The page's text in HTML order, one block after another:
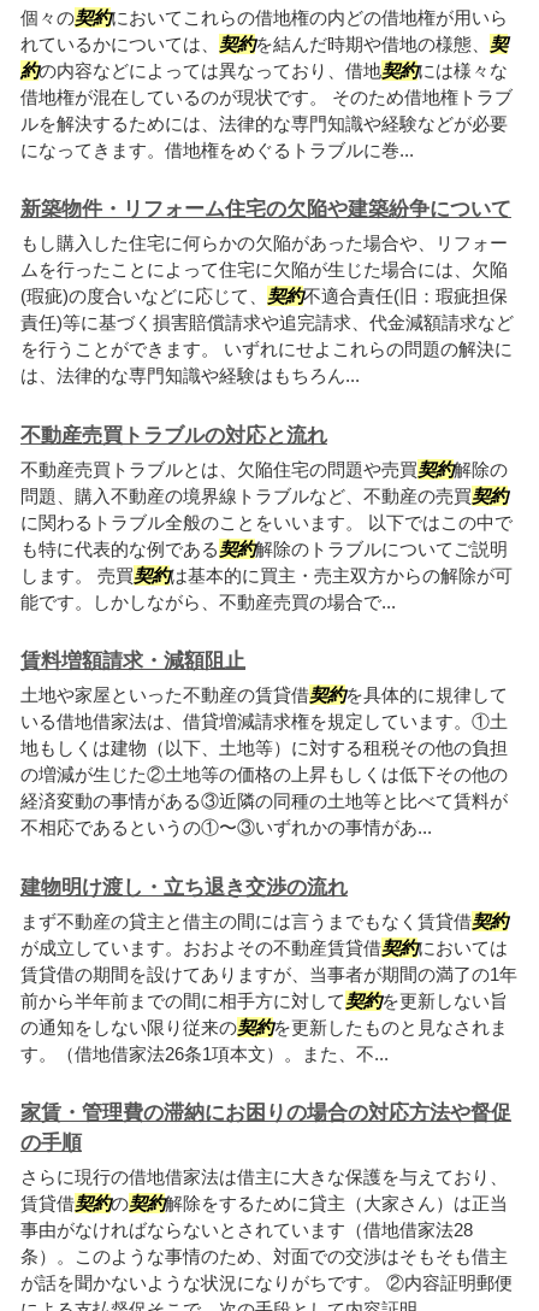
個々の契約においてこれらの借地権の内どの借地権が用いら
れているかについては、 契約を結んだ時期や借地の様態、 契
約の内容などによっては異なっており、借地契約には様々な
借地権が混在しているのが現状です。 そのため借地権トラブ
ルを解決するためには、法律的な専門知識や経験などが必要
になってきます。借地権をめぐるトラブルに巻...
新築物件・リフォーム住宅の欠陥や建築紛争について
もし購入した住宅に何らかの欠陥があった場合や、リフォー
ムを行ったことによって住宅に欠陥が生じた場合には、欠陥
(瑕疵)の度合いなどに応じて、 契約不適合責任(旧：瑕疵担保
責任)等に基づく損害賠償請求や追完請求、代金減額請求など
を行うことができます。 いずれにせよこれらの問題の解決に
は、法律的な専門知識や経験はもちろん...
不動産売買トラブルの対応と流れ
不動産売買トラブルとは、欠陥住宅の問題や売買契約解除の
問題、購入不動産の境界線トラブルなど、不動産の売買契約
に関わるトラブル全般のことをいいます。 以下ではこの中で
も特に代表的な例である契約解除のトラブルについてご説明
します。 売買契約は基本的に買主・売主双方からの解除が可
能です。しかしながら、不動産売買の場合で...
賃料増額請求・減額阻止
土地や家屋といった不動産の賃貸借契約を具体的に規律して
いる借地借家法は、借貸増減請求権を規定しています。①土
地もしくは建物（以下、土地等）に対する租税その他の負担
の増減が生じた②土地等の価格の上昇もしくは低下その他の
経済変動の事情がある③近隣の同種の土地等と比べて賃料が
不相応であるというの①〜③いずれかの事情があ...
建物明け渡し・立ち退き交渉の流れ
まず不動産の貸主と借主の間には言うまでもなく賃貸借契約
が成立しています。おおよその不動産賃貸借契約においては
賃貸借の期間を設けてありますが、当事者が期間の満了の1年
前から半年前までの間に相手方に対して契約を更新しない旨
の通知をしない限り従来の契約を更新したものと見なされま
す。（借地借家法26条1項本文）。また、不...
家賃・管理費の滞納にお困りの場合の対応方法や督促
の手順
さらに現行の借地借家法は借主に大きな保護を与えており、
賃貸借契約の契約解除をするために貸主（大家さん）は正当
事由がなければならないとされています（借地借家法28
条）。このような事情のため、対面での交渉はそもそも借主
が話を聞かないような状況になりがちです。 ②内容証明郵便